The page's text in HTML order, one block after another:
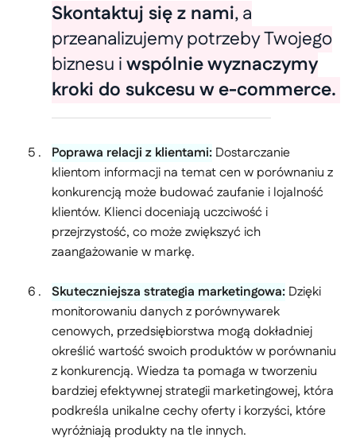
Skontaktuj się z nami, a
przeanalizujemy potrzeby Twojego
biznesu iwspólnie wyznaczymy
kroki do sukcesu w e-commerce.
Poprawa relacji z klientami: Dostarczanie
klientom informacji na temat cen w porównaniu z
konkurencją może budować zaufanie i lojalność
klientów. Klienci doceniają uczciwość i
przejrzystość, co może zwiększyć ich
zaangażowanie w markę.
Skuteczniejsza strategia marketingowa: Dzięki
monitorowaniu danych z porównywarek
cenowych, przedsiębiorstwa mogą dokładniej
określić wartość swoich produktów w porównaniu
z konkurencją. Wiedza ta pomaga w tworzeniu
bardziej efektywnej strategii marketingowej, która
podkreśla unikalne cechy oferty i korzyści, które
wyróżniają produkty na tle innych.